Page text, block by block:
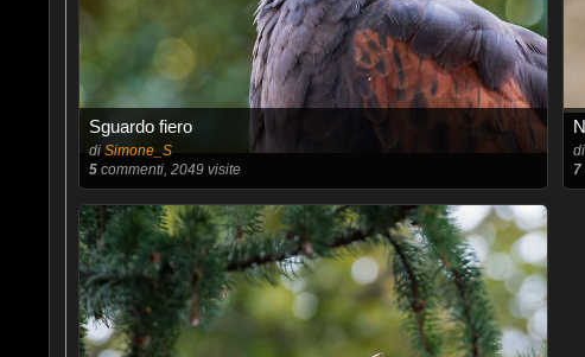
Sguardo fiero
di Simone_S
5commenti, 2049 visite
di
7